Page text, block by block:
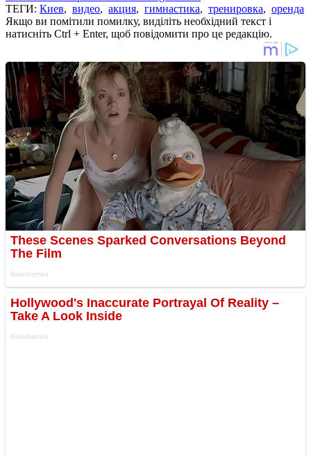
ТЕГИ: Киев, видео, акция, гимнастика, тренировка, оренда
Якщо ви помітили помилку, виділіть необхідний текст і
натисніть Ctrl + Enter, щоб повідомити про це редакцію.